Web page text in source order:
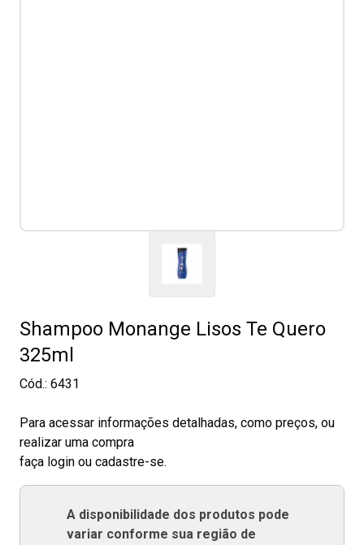
Shampoo Monange Lisos Te Quero
325ml
Cód.: 6431
Para acessar informações detalhadas, como preços, ou
realizar uma compra
faça login ou cadastre-se.
A disponibilidade dos produtos pode
variar conforme sua região de